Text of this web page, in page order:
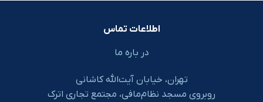
اطلاعات تماس
در باره ما
تهران، خیابان آیت‌الله کاشانی
روبروی مسجد نظام‌مافی، مجتمع تجاری اترک